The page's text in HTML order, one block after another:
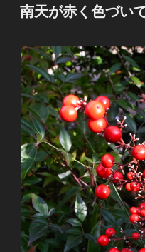
稿
日:
南天が赤く色づい